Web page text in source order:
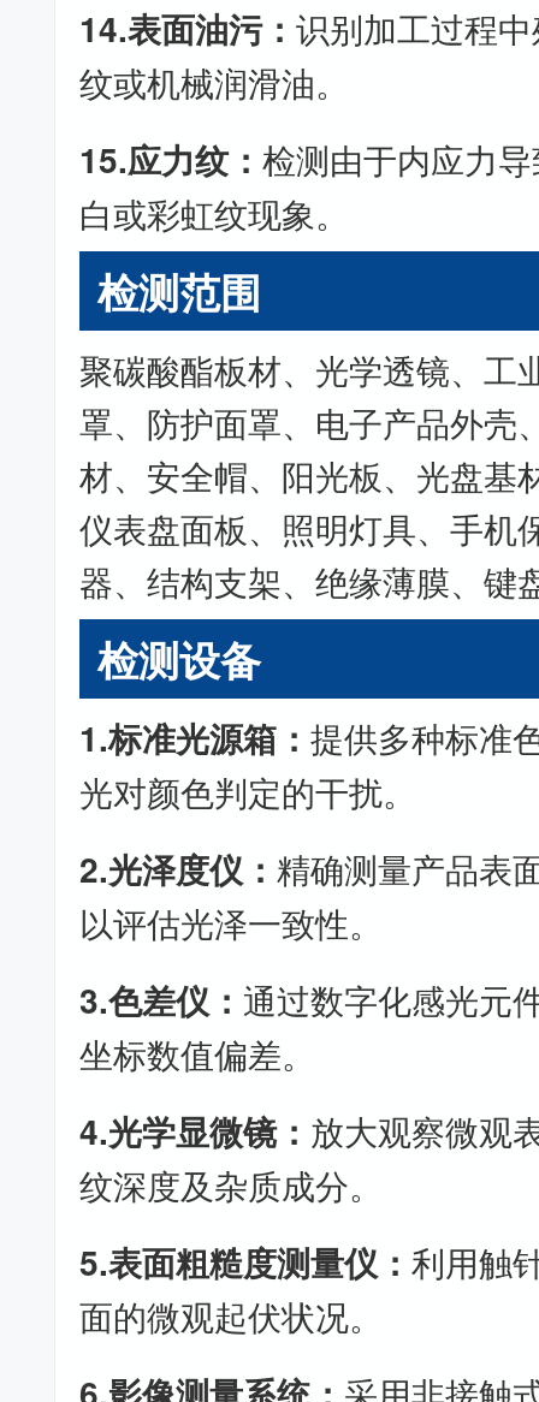
14.表面油污：识别加工过程
纹或机械润滑油。
15.应力纹：检测由于内应力
白或彩虹纹现象。
检测范围
聚碳酸酯板材、光学透镜、工
罩、防护面罩、电子产品外壳
材、安全帽、阳光板、光盘基
仪表盘面板、照明灯具、手机
器、结构支架、绝缘薄膜、键
检测设备
1.标准光源箱：提供多种标准
光对颜色判定的干扰。
2.光泽度仪：精确测量产品表
以评估光泽一致性。
3.色差仪： 通过数字化感光元
坐标数值偏差。
4.光学显微镜： 放大观察微观
纹深度及杂质成分。
5.表面粗糙度测量仪：利用触
面的微观起伏状况。
采用非接触